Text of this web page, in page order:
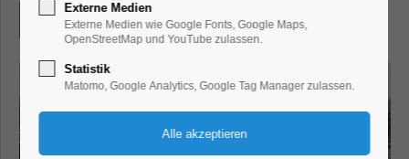
Eintritt frei
Externe Medien
Externe Medien wie Google Fonts, Google Maps,
OpenStreetMap und YouTube zulassen.
Statistik
Matomo, Google Analytics, Google Tag Manager zulassen.